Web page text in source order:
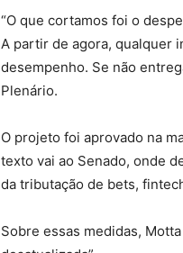
“O que cortamos foi o
A partir de agora, qualquer
desempenho. Se não
Plenário.
O projeto foi aprovado na
texto vai ao Senado, onde
da tributação de bets,
Sobre essas medidas,